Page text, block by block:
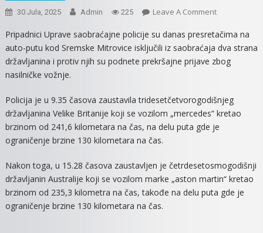
30 Jula, 2025 Admin 225 Leave A CommentOn
ZBOG
PREKRŠAJA
U
Pripadnici Uprave saobraćajne policije su danas presretačima na
auto-putu kod Sremske Mitrovice isključili iz saobraćaja dva strana
državljanina i protiv njih su podnete prekršajne prijave zbog
nasilničke vožnje.
Policija je u 9.35 časova zaustavila tridesetčetvorogodišnjeg
državljanina Velike Britanije koji se vozilom „mercedes“ kretao
brzinom od 241,6 kilometara na čas, na delu puta gde je
ograničenje brzine 130 kilometara na čas.
Nakon toga, u 15.28 časova zaustavljen je četrdesetosmogodišnji
državljanin Australije koji se vozilom marke „aston martin“ kretao
brzinom od 235,3 kilometra na čas, takođe na delu puta gde je
ograničenje brzine 130 kilometara na čas.